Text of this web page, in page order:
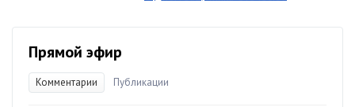
Прямой эфир
Комментарии Публикации